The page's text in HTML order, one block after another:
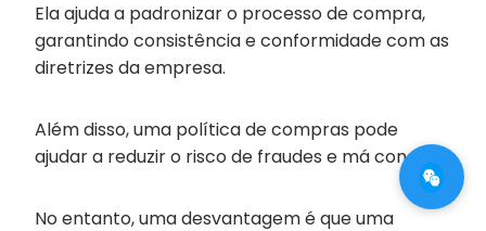
Ela ajuda a padronizar o processo de compra,
garantindo consistência e conformidade com as
diretrizes da empresa.
Além disso, uma política de compras pode
ajudar a reduzir o risco de fraudes e má conduta.
No entanto, uma desvantagem é que uma